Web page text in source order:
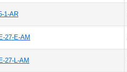
1-AR
27-E-AM
27-L-AM